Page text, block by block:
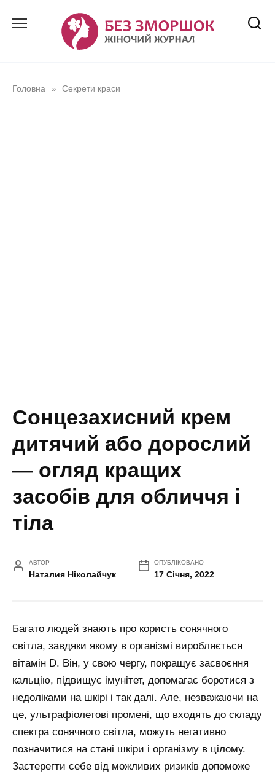
Головна » Секрети краси
Сонцезахисний крем
дитячий або дорослий
— огляд кращих
засобів для обличчя і
тіла
АВТОР
Наталия Ніколайчук
ОПУБЛІКОВАНО
17 Січня, 2022
Багато людей знають про користь сонячного
світла, завдяки якому в організмі виробляється
вітамін D. Він, у свою чергу, покращує засвоєння
кальцію, підвищує імунітет, допомагає боротися з
недоліками на шкірі і так далі. Але, незважаючи на
це, ультрафіолетові промені, що входять до складу
спектра сонячного світла, можуть негативно
позначитися на стані шкіри і організму в цілому.
Застерегти себе від можливих ризиків допоможе